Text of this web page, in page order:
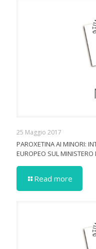
25 Maggio 2017
PAROXETINA AI MINORI:
EUROPEO SUL MINISTERO
Read more